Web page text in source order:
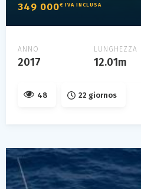
349 000€ IVA INCLUSA
ANNO
2017
LUNGHEZZA
12.01m
48 22 giornos